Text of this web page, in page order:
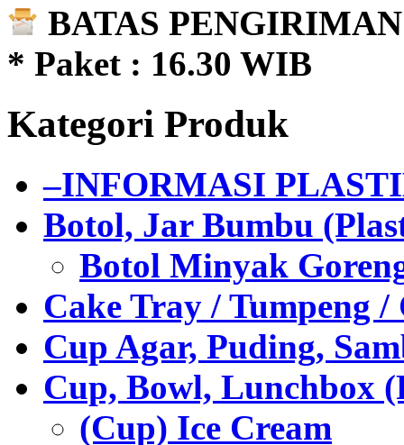
BATAS
* Paket : 16.30 WIB
Kategori Produk
–INFORMASI
Botol, Jar Bumbu
Botol Minyak
Cake Tray / Tumpeng /
Cup Agar, Puding,
Cup, Bowl, Lunchbox
(Cup) Ice Cream